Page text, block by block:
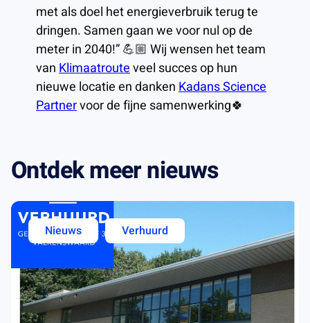
met als doel het energieverbruik terug te
dringen. Samen gaan we voor nul op de
meter in 2040!” 💪🏼 Wij wensen het team
vanKlimaatrouteveel succes op hun
nieuwe locatie en dankenKadans Science
Partnervoor de fijne samenwerking🍀
Ontdek meer nieuws
Nieuws Verhuurd